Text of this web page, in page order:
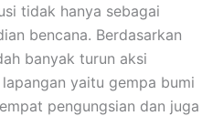
tidak hanya sebagai
bencana. Berdasarkan
banyak turun aksi
yaitu gempa bumi
pengungsian dan juga